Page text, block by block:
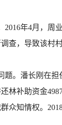
年4月，周
查，导致该村
。潘长刚在担
林补助资金
众知情权。